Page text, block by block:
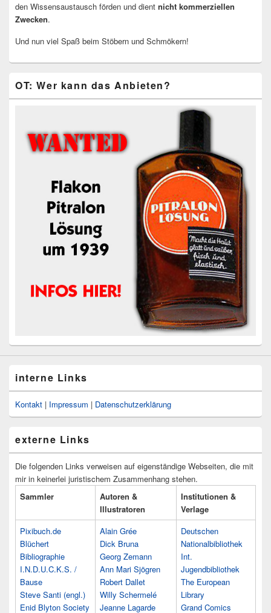
den Wissensaustausch förden und dient nicht kommerziellen
Zwecken.
Und nun viel Spaß beim Stöbern und Schmökern!
OT: Wer kann das Anbieten?
interne Links
Kontakt | Impressum | Datenschutzerklärung
externe Links
Die folgenden Links verweisen auf eigenständige Webseiten, die mit
mir in keinerlei juristischem Zusammenhang stehen.
Sammler
Autoren &
Illustratoren
Institutionen &
Verlage
Pixibuch.de
Blüchert
Bibliographie
I.N.D.U.C.K.S. /
Bause
Steve Santi (engl.)
Enid Blyton Society
Alain Grée
Dick Bruna
Georg Zemann
Ann Mari Sjögren
Robert Dallet
Willy Schermelé
Jeanne Lagarde
Deutschen
Nationalbibliothek
Int.
Jugendbibliothek
The European
Library
Grand Comics